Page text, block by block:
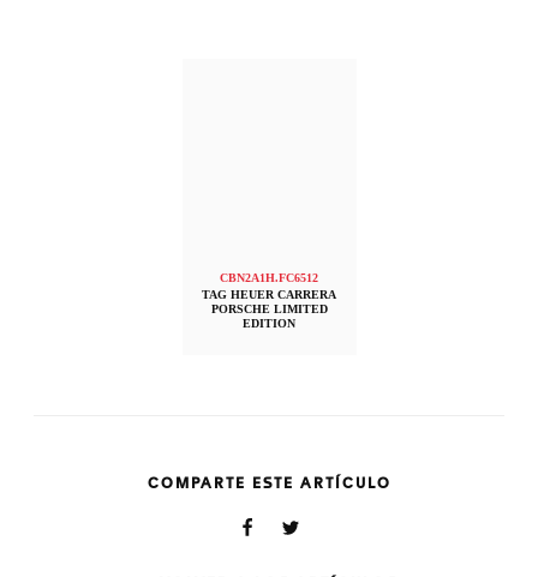
CBN2A1H.FC6512
TAG HEUER CARRERA
PORSCHE LIMITED
EDITION
COMPARTE ESTE ARTÍCULO